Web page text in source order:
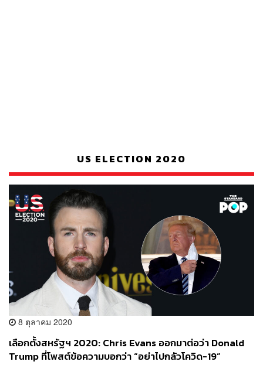
US ELECTION 2020
8 ตุลาคม 2020
เลือกตั้งสหรัฐฯ 2020: Chris Evans ออกมาต่อว่า Donald
Trump ที่โพสต์ข้อความบอกว่า “อย่าไปกลัวโควิด-19”